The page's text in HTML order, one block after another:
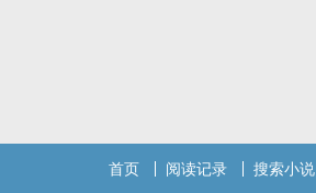
首页 阅读记录 搜索小说